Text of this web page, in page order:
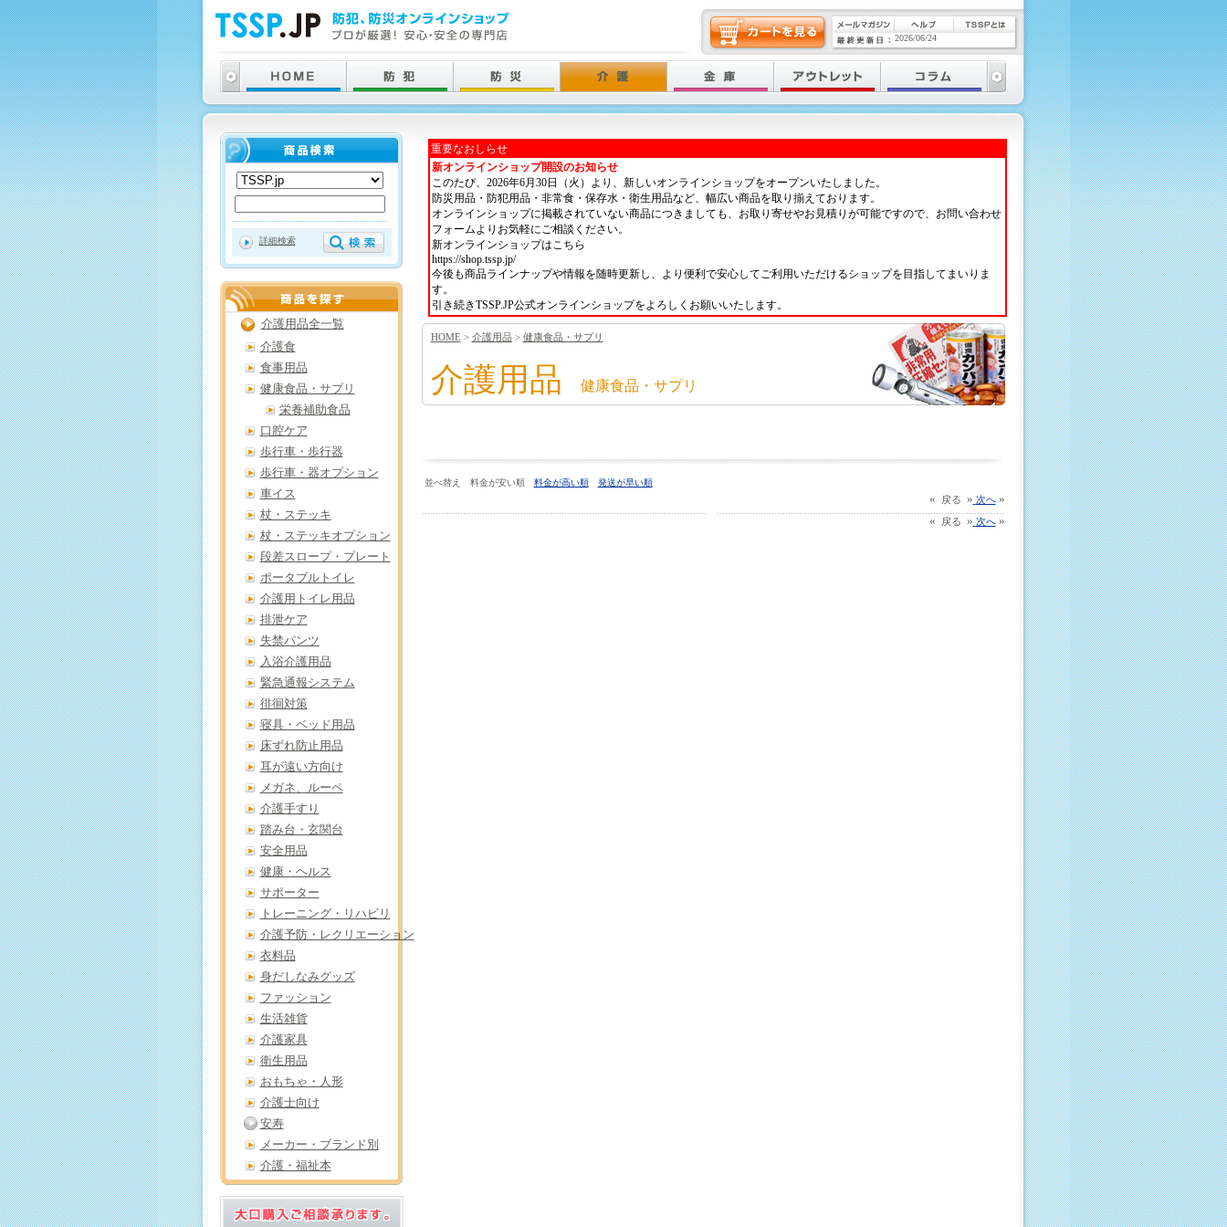
重要なおしらせ
新オンラインショップ開設のお知らせ
このたび、2026年6月30日（火）より、新しいオンラインショップをオープンいたしました。
防災用品・防犯用品・非常食・保存水・衛生用品など、幅広い商品を取り揃えております。
オンラインショップに掲載されていない商品につきましても、お取り寄せやお見積りが可能ですので、お問い合わせ
フォームよりお気軽にご相談ください。
新オンラインショップはこちら
https://shop.tssp.jp/
今後も商品ラインナップや情報を随時更新し、より便利で安心してご利用いただけるショップを目指してまいりま
す。
引き続きTSSP.JP公式オンラインショップをよろしくお願いいたします。
HOME > 介護用品> 健康食品・サプリ
介護用品 健康食品・サプリ
並べ替え 料金が安い順 料金が高い順 発送が早い順
« 戻る » 次へ»
«
戻る » 次へ»
詳細検索
介護用品全一覧
介護食
食事用品
健康食品・サプリ
栄養補助食品
口腔ケア
歩行車・歩行器
歩行車・器オプション
車イス
杖・ステッキ
杖・ステッキオプション
段差スロープ・プレート
ポータブルトイレ
介護用トイレ用品
排泄ケア
失禁パンツ
入浴介護用品
緊急通報システム
徘徊対策
寝具・ベッド用品
床ずれ防止用品
耳が遠い方向け
メガネ、ルーペ
介護手すり
踏み台・玄関台
安全用品
健康・ヘルス
サポーター
トレーニング・リハビリ
介護予防・レクリエーション
衣料品
身だしなみグッズ
ファッション
生活雑貨
介護家具
衛生用品
おもちゃ・人形
介護士向け
安寿
メーカー・ブランド別
介護・福祉本
2026/06/24